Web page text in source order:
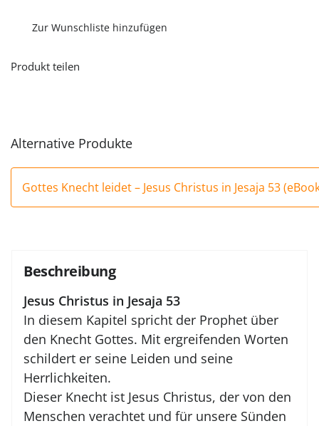
Christus
53
Zur Wunschliste hinzufügen
Produkt teilen
Alternative Produkte
Gottes Knecht leidet – Jesus Christus in Jesaja 53
Beschreibung
Jesus Christus in Jesaja 53
In diesem Kapitel spricht der Prophet über
den Knecht Gottes. Mit ergreifenden Worten
schildert er seine Leiden und seine
Herrlichkeiten.
Dieser Knecht ist Jesus Christus, der von den
Menschen verachtet und für unsere Sünden